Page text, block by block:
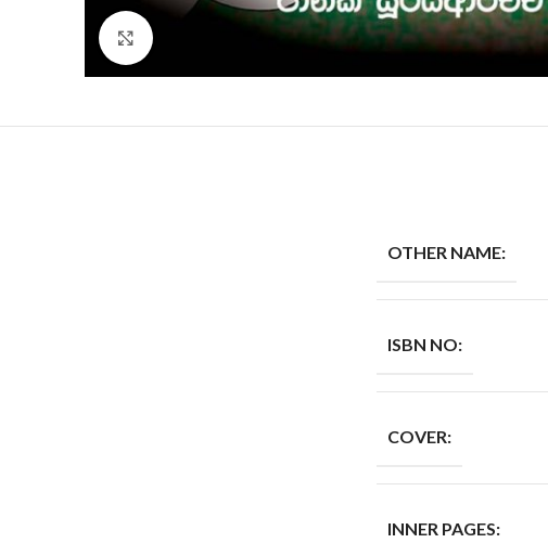
OTHER NAME:
ISBN NO:
COVER:
INNER PAGES: